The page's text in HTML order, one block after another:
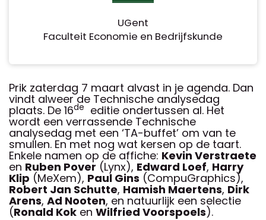
UGent
Faculteit Economie en Bedrijfskunde
Prik zaterdag 7 maart alvast in je agenda. Dan
vindt alweer de Technische analysedag
plaats. De 16de editie ondertussen al. Het
wordt een verrassende Technische
analysedag met een ‘TA-buffet’ om van te
smullen. En met nog wat kersen op de taart.
Enkele namen op de affiche: Kevin Verstraete
en Ruben Pover (Lynx), Edward Loef, Harry
Klip (MeXem), Paul Gins (CompuGraphics),
Robert Jan Schutte, Hamish Maertens, Dirk
Arens, Ad Nooten, en natuurlijk een selectie
(Ronald Kok en Wilfried Voorspoels).